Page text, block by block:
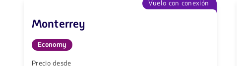
Vuelo con conexión
Monterrey
Economy
Precio desde